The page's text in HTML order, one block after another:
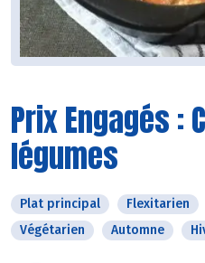
Prix Engagés :
légumes
Plat principal Flexitarien
Végétarien
Automne